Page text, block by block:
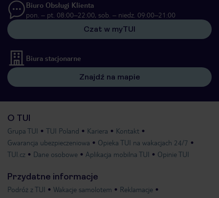
Biuro Obsługi Klienta
pon. – pt. 08:00–22:00, sob. – niedz. 09:00–21:00
Czat w myTUI
Biura stacjonarne
Znajdź na mapie
O TUI
Grupa TUI TUI Poland Kariera
Kontakt
Gwarancja ubezpieczeniowa
Opieka TUI na wakacjach 24/7
TUI.cz
Dane osobowe Aplikacja mobilna TUI Opinie TUI
Przydatne informacje
Podróż z TUI Wakacje samolotem
Reklamacje